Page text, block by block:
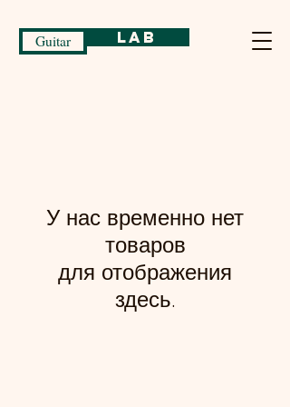
Guitar Lab
У нас временно нет
товаров
для отображения
здесь.